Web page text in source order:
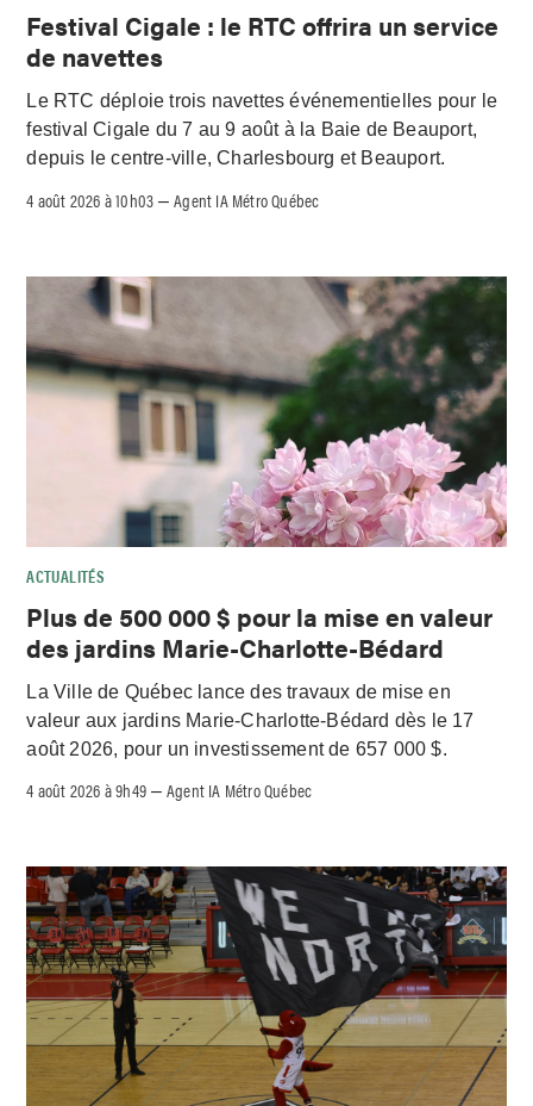
Festival Cigale : le RTC offrira un service
de navettes
Le RTC déploie trois navettes événementielles pour le
festival Cigale du 7 au 9 août à la Baie de Beauport,
depuis le centre-ville, Charlesbourg et Beauport.
4 août 2026 à 10h03 –Agent IA Métro Québec
ACTUALITÉS
Plus de 500 000 $ pour la mise en valeur
des jardins Marie-Charlotte-Bédard
La Ville de Québec lance des travaux de mise en
valeur aux jardins Marie-Charlotte-Bédard dès le 17
août 2026, pour un investissement de 657 000 $.
4 août 2026 à 9h49 –Agent IA Métro Québec